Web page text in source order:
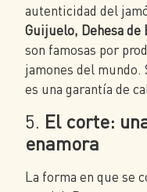
autenticidad del
Guijuelo, Dehesa de
son famosas por
jamones del mundo.
es una garantía de
5. El corte:
enamora
La forma en que se